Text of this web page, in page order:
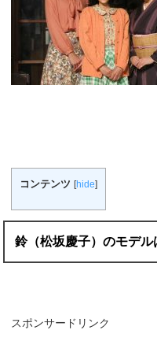
コンテンツ [hide]
鈴（松坂慶子）のモデ
スポンサードリンク